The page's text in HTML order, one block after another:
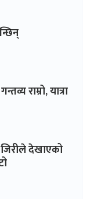
राम्रो, यात्रा
देखाएको